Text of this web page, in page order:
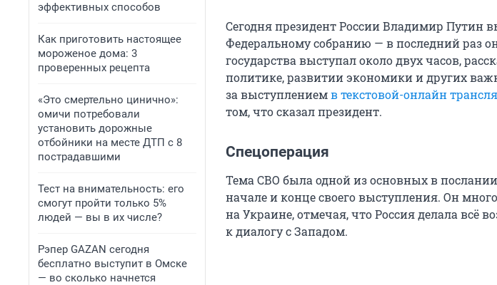
эффективных способов
Как приготовить настоящее
мороженое дома: 3
проверенных рецепта
«Это смертельно цинично»:
омичи потребовали
установить дорожные
отбойники на месте ДТП с 8
пострадавшими
Тест на внимательность: его
смогут пройти только 5%
людей — вы в их числе?
Рэпер GAZAN сегодня
бесплатно выступит в Омске
— во сколько начнется
Сегодня президент России Владимир Путин
Федеральному собранию — в последний раз
государства выступал около двух часов,
политике, развитии экономики и других
за выступлениемв текстовой-онлайн
том, что сказал президент.
Спецоперация
Тема СВО была одной из основных в
начале и конце своего выступления. Он
на Украине, отмечая, что Россия делала всё
к диалогу с Западом.